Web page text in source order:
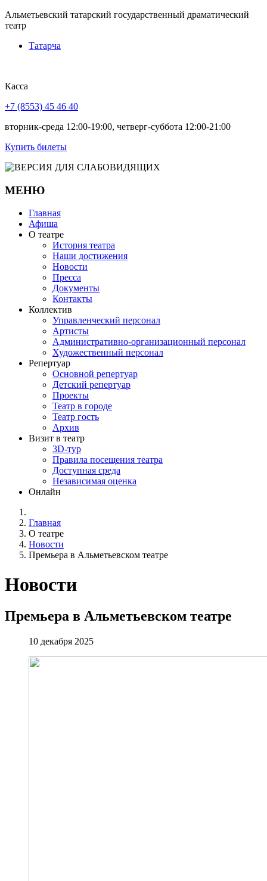
Альметьевский татарский государственный драматический
театр
Татарча
Касса
+7 (8553) 45 46 40
вторник-среда 12:00-19:00, четверг-суббота 12:00-21:00
Купить билеты
МЕНЮ
Главная
Афиша
О театре
История театра
Наши достижения
Новости
Пресса
Документы
Контакты
Коллектив
Управленческий персонал
Артисты
Административно-организационный персонал
Художественный персонал
Репертуар
Основной репертуар
Детский репертуар
Проекты
Театр в городе
Театр гость
Архив
Визит в театр
3D-тур
Правила посещения театра
Доступная среда
Независимая оценка
Онлайн
Главная
О театре
Новости
Премьера в Альметьевском театре
Новости
Премьера в Альметьевском театре
10 декабря 2025